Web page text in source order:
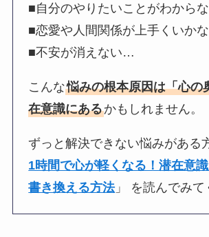
■自分のやりたいことがわから
■恋愛や人間関係が上手くいか
■不安が消えない…
こんな悩みの根本原因は「心の
在意識にあるかもしれません。
ずっと解決できない悩みがある
1時間で心が軽くなる！潜在意
書き換える方法」 を読んでみて